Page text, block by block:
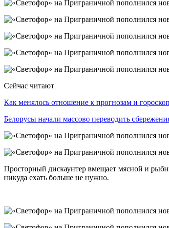
Сейчас читают
Как менялось отношение к прогнозам и
Белорусы начали массово переводить
Просторный дискаунтер вмещает мясной и
никуда ехать больше не нужно.